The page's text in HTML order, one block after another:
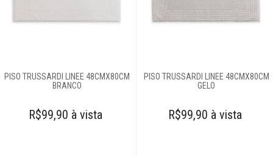
PISO TRUSSARDI LINEE 48CMX80CM
BRANCO
R$99,90 à vista
PISO TRUSSARDI LINEE 48CMX80CM
GELO
R$99,90 à vista